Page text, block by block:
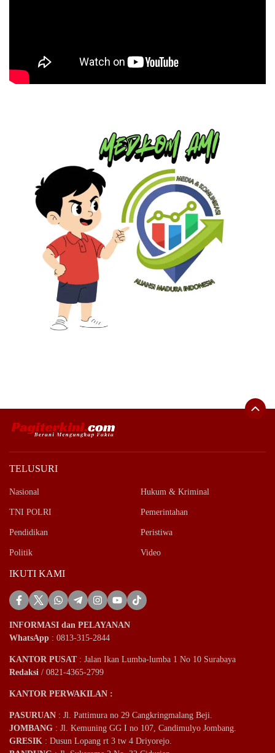
TELUSURI
Nasional Hukum & Kriminal
TNI POLRI Pemerintahan
Pendidikan Peristiwa
Politik Video
IKUTI KAMI
INFORMASI dan PELAYANAN
WhatsApp : 0813-315-2844
KANTOR PUSAT: Jalan Ikan Lumba-lumba 1 No 10 Surabaya
Redaksi / 0821-4365-2799
KANTOR PERWAKILAN :
PASURUAN : Jl. Pattimura no 29 Cangkringmalang Beji.
JOMBANG : Jl. Kemuning GG I no 107, Candimulyo Jombang.
GRESIK : Dusun Lopang rt 3 tw 4 Driyorejo.